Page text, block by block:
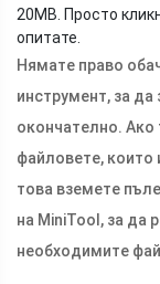
20MB. Просто
опитате.
Нямате право
инструмент, за да
окончателно.
файловете, които
това вземете
на MiniTool, за да
необходимите